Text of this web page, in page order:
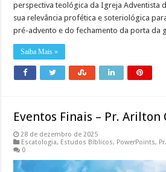
perspectiva teológica da Igreja Adventista
sua relevância profética e soteriológica
pré-advento e do fechamento da porta da
Saiba Mais »
Eventos Finais – Pr. Arilton
28 de dezembro de 2025
Escatologia, Estudos Bíblicos, PowerPoints,
0